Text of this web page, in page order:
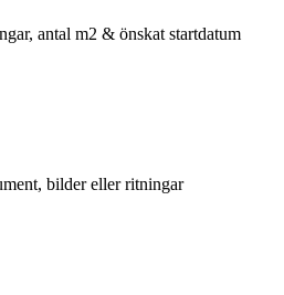
antal m2 & önskat startdatum
bilder eller ritningar